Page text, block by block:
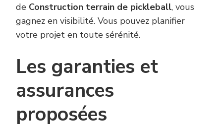
de Construction terrain de pickleball, vous
gagnez en visibilité. Vous pouvez planifier
votre projet en toute sérénité.
Les garanties et
assurances
proposées